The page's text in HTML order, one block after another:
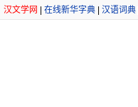
汉文学网 在线新华字典 汉语词典